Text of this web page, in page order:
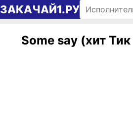
Перейти к содержимому
ЗАКАЧАЙ1.РУ Поиск
Some say (хит